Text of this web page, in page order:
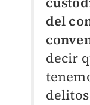
del
decir
delitos